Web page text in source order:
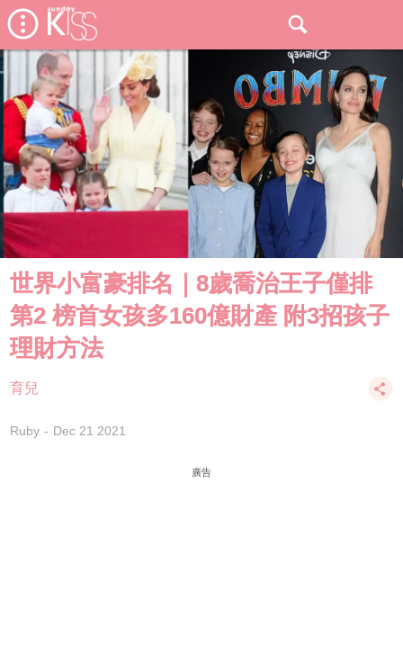
世界小富豪排名｜8歲喬治王子僅排
第2 榜首女孩多160億財產 附3招孩子
理財方法
育兒
Ruby Dec 21 2021
廣告